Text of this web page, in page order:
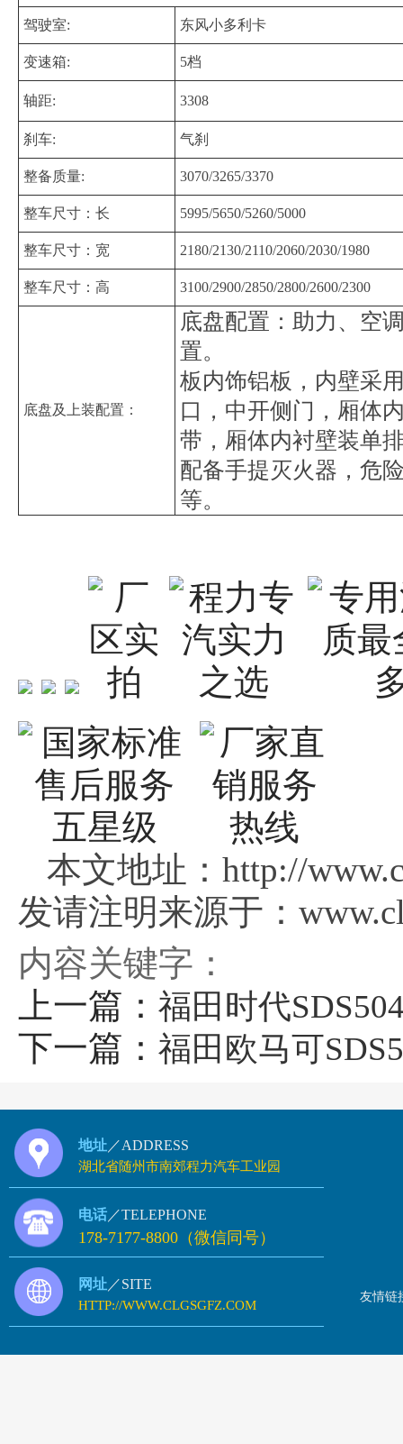
驾驶室: 东风小多利卡
变速箱: 5档
轴距: 3308
刹车: 气刹
整备质量: 3070/3265/3370
整车尺寸：长 5995/5650/5260/5000
整车尺寸：宽 2180/2130/2110/2060/2030/1980
整车尺寸：高 3100/2900/2850/2800/2600/2300
底盘及上装配置：
底盘配置：助力、空
置。 上装配
板内饰铝板，内壁采
口，中开侧门，厢体
带，厢体内衬壁装单
配备手提灭火器，危
等。
本文地址：http://
发请注明来源于：
内容关键字：
上一篇： 福田时代
下一篇： 福田欧马可
地址 ／ADDRESS
湖北省随州市南郊程力汽车工业园
电话 ／TELEPHONE
178-7177-8800（微信同号）
网址 ／SITE
HTTP://WWW.CLGSGFZ.COM
友情链